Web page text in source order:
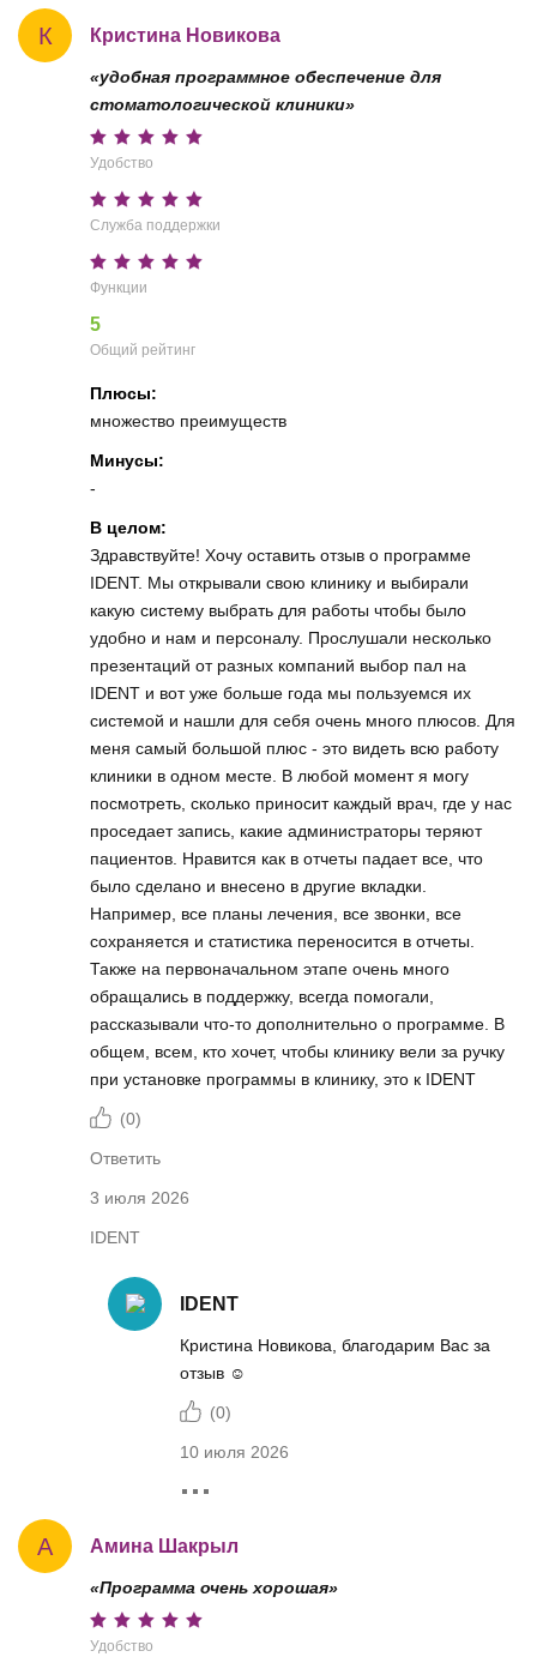
К Кристина Новикова
«удобная программное обеспечение для
стоматологической клиники»
Удобство
Служба поддержки
Функции
5
Общий рейтинг
Плюсы:
множество преимуществ
Минусы:
-
В целом:
Здравствуйте! Хочу оставить отзыв о программе
IDENT. Мы открывали свою клинику и выбирали
какую систему выбрать для работы чтобы было
удобно и нам и персоналу. Прослушали несколько
презентаций от разных компаний выбор пал на
IDENT и вот уже больше года мы пользуемся их
системой и нашли для себя очень много плюсов. Для
меня самый большой плюс - это видеть всю работу
клиники в одном месте. В любой момент я могу
посмотреть, сколько приносит каждый врач, где у нас
проседает запись, какие администраторы теряют
пациентов. Нравится как в отчеты падает все, что
было сделано и внесено в другие вкладки.
Например, все планы лечения, все звонки, все
сохраняется и статистика переносится в отчеты.
Также на первоначальном этапе очень много
обращались в поддержку, всегда помогали,
рассказывали что-то дополнительно о программе. В
общем, всем, кто хочет, чтобы клинику вели за ручку
при установке программы в клинику, это к IDENT
(0)
Ответить
3 июля 2026
IDENT
IDENT
Кристина Новикова, благодарим Вас за
отзыв ☺️
(0)
10 июля 2026
А Амина Шакрыл
«Программа очень хорошая»
Удобство